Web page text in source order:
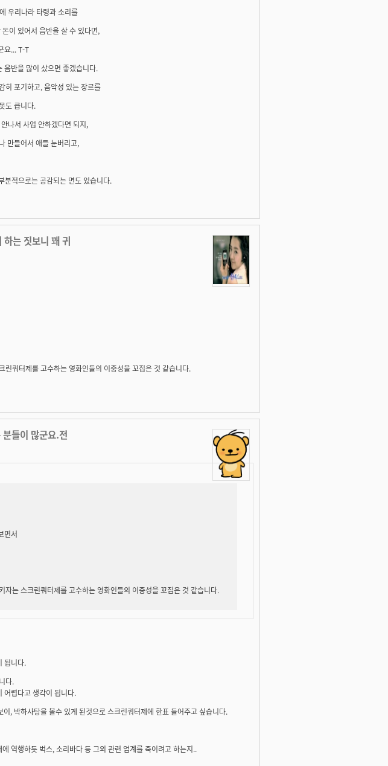
우리나라 타령과 소리를
이 있어서 음반을 살 수 있다면,
요... T-T
음반을 많이 샀으면 좋겠습니다.
히 포기하고, 음악성 있는 장르를
도 큽니다.
나서 사업 안하겠다면 되지,
만들어서 애들 눈버리고,
분적으로는 공감되는 면도 있습니다.
하는 짓보니 꽤 귀
쿼터제를 고수하는 영화인들의 이중성을 꼬집은 것 같습니다.
들이 많군요.전
면서
자는 스크린쿼터제를 고수하는 영화인들의 이중성을 꼬집은 것 같습니다.
됩니다.
다.
어렵다고 생각이 됩니다.
, 박하사탕을 볼수 있게 된것으로 스크린쿼터제에 한표 들어주고 싶습니다.
역행하듯 벅스, 소리바다 등 그외 관련 업계를 죽이려고 하는지..